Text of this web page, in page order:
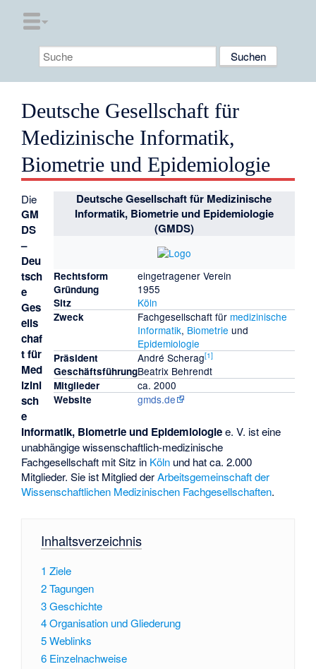
Deutsche Gesellschaft für
Medizinische Informatik,
Biometrie und Epidemiologie
Deutsche Gesellschaft für Medizinische
Informatik, Biometrie und Epidemiologie
(GMDS)
Rechtsform eingetragener Verein
Gründung 1955
Sitz Köln
Zweck Fachgesellschaft für medizinische
Informatik, Biometrie und
Epidemiologie
Präsident André Scherag[1]
GeschäftsführungBeatrix Behrendt
Mitglieder ca. 2000
Website gmds.de
Die
GM
DS
–
Deu
tsch
e
Ges
ells
chaf
t für
Med
izini
sch
e
Informatik, Biometrie und Epidemiologiee. V. ist eine
unabhängige wissenschaftlich-medizinische
Fachgesellschaft mit Sitz in Köln und hat ca. 2.000
Mitglieder. Sie ist Mitglied derArbeitsgemeinschaft der
Wissenschaftlichen Medizinischen Fachgesellschaften.
Inhaltsverzeichnis
1 Ziele
2Tagungen
3Geschichte
4Organisation und Gliederung
5Weblinks
6 Einzelnachweise